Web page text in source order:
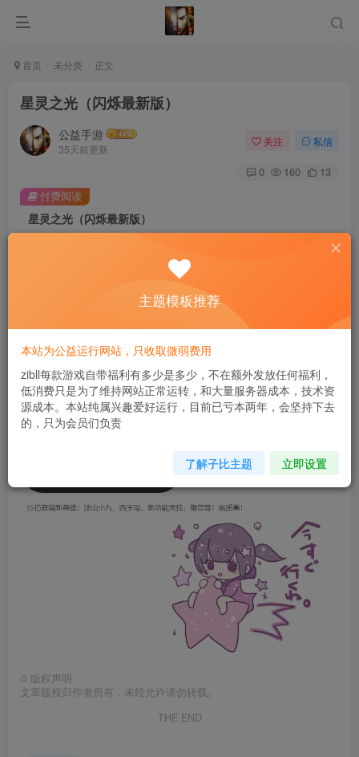
首页 未分类 正文
星灵之光（闪烁最新版）
公益手游
35天前更新
关注 私信
0 160 13
星灵之光（闪烁最新版）
此内容为付费阅读，请付费后查看
10 ￥
免费
立即购买
付费阅读
客户端下载
© 版权声明
文章版权归作者所有，未经允许请勿转载。
THE END
主题模板推荐
本站为公益运行网站，只收取微弱费用
zibll每款游戏自带福利有多少是多少，不在额外发放任何福利，
低消费只是为了维持网站正常运转，和大量服务器成本，技术资
源成本。本站纯属兴趣爱好运行，目前已亏本两年，会坚持下去
的，只为会员们负责
了解子比主题 立即设置